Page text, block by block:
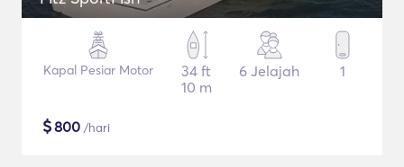
Kapal Pesiar Motor
34 ft
10 m
6 Jelajah 1
$800 /hari